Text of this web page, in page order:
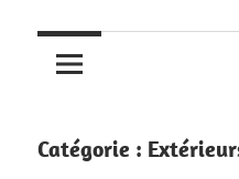
Catégorie :